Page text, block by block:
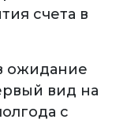
счета в
ожидание
вид на
с